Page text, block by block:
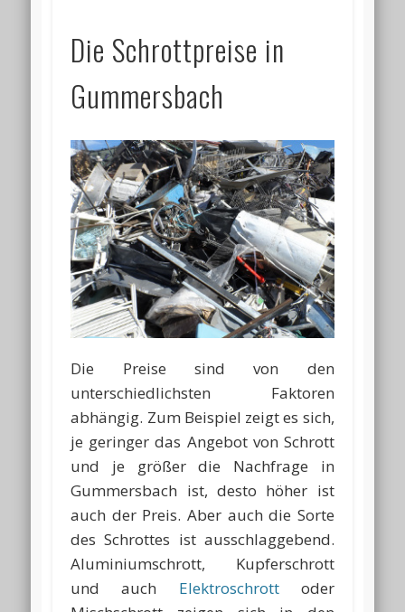
Die Schrottpreise in
Gummersbach
Die Preise sind von den
unterschiedlichsten Faktoren
abhängig. Zum Beispiel zeigt es sich,
je geringer das Angebot von Schrott
und je größer die Nachfrage in
Gummersbach ist, desto höher ist
auch der Preis. Aber auch die Sorte
des Schrottes ist ausschlaggebend.
Aluminiumschrott, Kupferschrott
und auch Elektroschrottoder